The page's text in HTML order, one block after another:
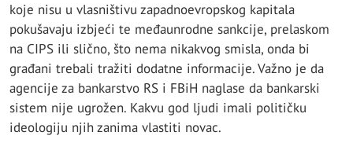
koje nisu u vlasništivu zapadnoevropskog kapitala
pokušavaju izbjeći te međaunrodne sankcije, prelaskom
na CIPS ili slično, što nema nikakvog smisla, onda bi
građani trebali tražiti dodatne informacije. Važno je da
agencije za bankarstvo RS i FBiH naglase da bankarski
sistem nije ugrožen. Kakvu god ljudi imali političku
ideologiju njih zanima vlastiti novac.